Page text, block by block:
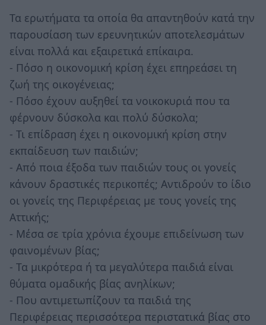
Τα ερωτήματα τα οποία θα απαντηθούν κατά την
παρουσίαση των ερευνητικών αποτελεσμάτων
είναι πολλά και εξαιρετικά επίκαιρα.
- Πόσο η οικονομική κρίση έχει επηρεάσει τη
ζωή της οικογένειας;
- Πόσο έχουν αυξηθεί τα νοικοκυριά που τα
φέρνουν δύσκολα και πολύ δύσκολα;
- Τι επίδραση έχει η οικονομική κρίση στην
εκπαίδευση των παιδιών;
- Από ποια έξοδα των παιδιών τους οι γονείς
κάνουν δραστικές περικοπές; Αντιδρούν το ίδιο
οι γονείς της Περιφέρειας με τους γονείς της
Αττικής;
- Μέσα σε τρία χρόνια έχουμε επιδείνωση των
φαινομένων βίας;
- Τα μικρότερα ή τα μεγαλύτερα παιδιά είναι
θύματα ομαδικής βίας ανηλίκων;
- Που αντιμετωπίζουν τα παιδιά της
Περιφέρειας περισσότερα περιστατικά βίας στο